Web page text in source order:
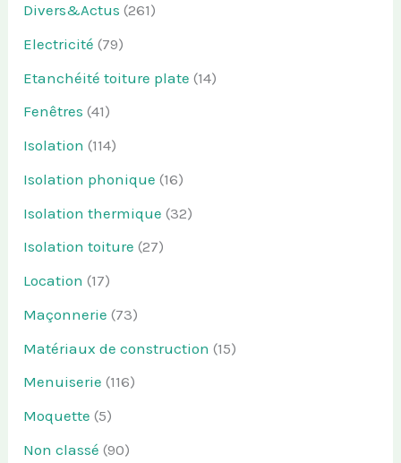
Divers&Actus (261)
Electricité (79)
Etanchéité toiture plate (14)
Fenêtres (41)
Isolation (114)
Isolation phonique (16)
Isolation thermique (32)
Isolation toiture (27)
Location (17)
Maçonnerie (73)
Matériaux de construction (15)
Menuiserie (116)
Moquette (5)
Non classé (90)